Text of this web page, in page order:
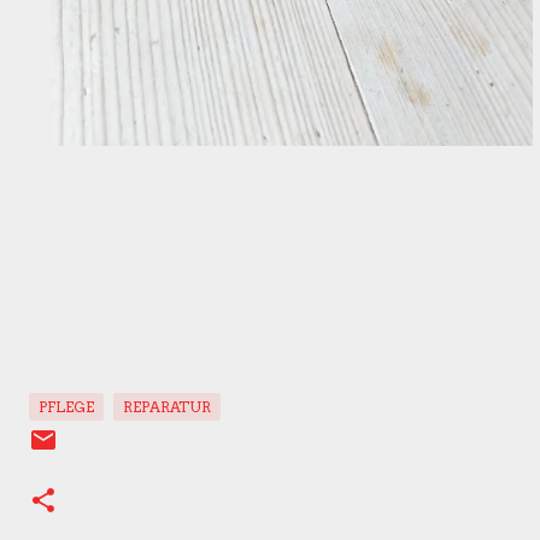
PFLEGE REPARATUR